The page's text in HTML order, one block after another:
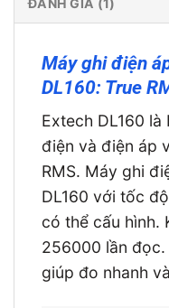
Máy ghi điện
DL160: True
Extech DL160
điện và điện áp
RMS. Máy ghi
DL160 với tốc
có thể cấu hình.
256000 lần đọc.
giúp đo nhanh